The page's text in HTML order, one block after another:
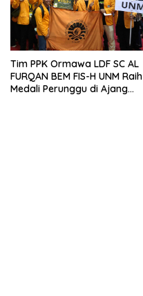
Tim PPK Ormawa LDF SC AL
FURQAN BEM FIS-H UNM Raih
Medali Perunggu di Ajang